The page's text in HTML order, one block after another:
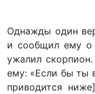
Однажды один
и сообщил ему о
ужалил
ему: «Если бы ты
приводится